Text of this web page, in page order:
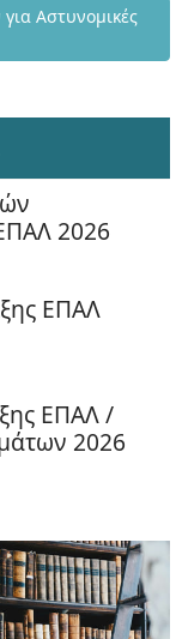
Εξετάσεων για
Αστυνομικές
2026
ΕΠΑΛ
ΕΠΑΛ /
2026